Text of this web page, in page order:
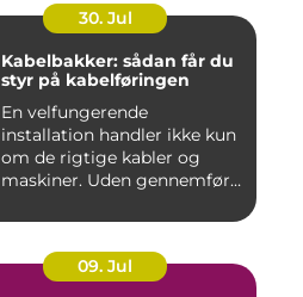
30. Jul
Kabelbakker: sådan får du
styr på kabelføringen
En velfungerende
installation handler ikke kun
om de rigtige kabler og
maskiner. Uden gennemført
09. Jul